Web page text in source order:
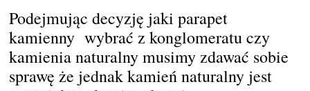
Podejmując decyzję jaki parapet
kamienny wybrać z konglomeratu czy
kamienia naturalny musimy zdawać sobie
sprawę że jednak kamień naturalny jest